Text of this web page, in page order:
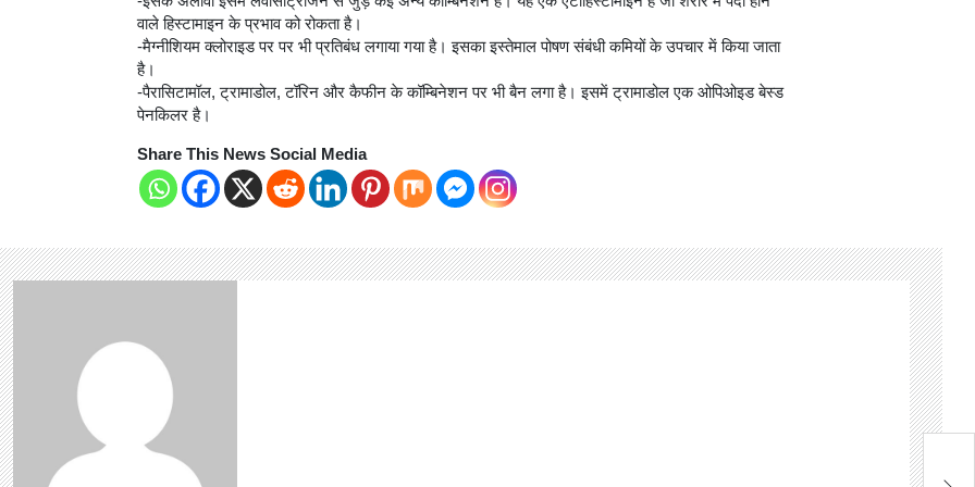
वाले हिस्टामाइन के प्रभाव को रोकता है।
-मैग्नीशियम क्लोराइड पर पर भी प्रतिबंध लगाया गया है। इसका इस्तेमाल पोषण संबंधी कमियों के उपचार में किया जाता
है।
-पैरासिटामॉल, ट्रामाडोल, टॉरिन और कैफीन के कॉम्बिनेशन पर भी बैन लगा है। इसमें ट्रामाडोल एक ओपिओइड बेस्ड
पेनकिलर है।
Share This News Social Media